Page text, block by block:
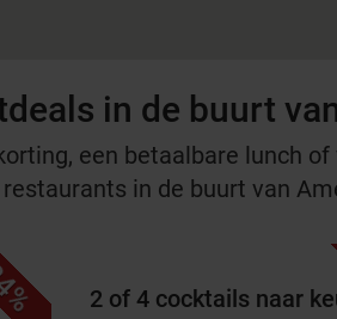
in de buurt
een betaalbare lunch
in de buurt van
2 of 4 cocktails naar